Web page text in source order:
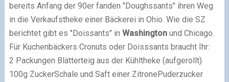
bereits Anfang der 90er fanden "Doughssants" ihren Weg
in die Verkaufstheke einer Bäckerei in Ohio. Wie die SZ
berichtet gibt es "Doissants" in Washingtonund Chicago.
Für Kuchenbäckers Cronuts oder Doisssants braucht Ihr:
2 Packungen Blätterteig aus der Kühltheke (aufgerollt)
100g ZuckerSchale und Saft einer ZitronePuderzucker